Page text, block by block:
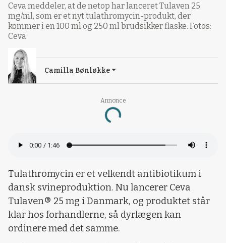
Annonce
Loading...
Ceva meddeler, at de netop har lanceret Tulaven 25
mg/ml, som er et nyt tulathromycin-produkt, der
kommer i en 100 ml og 250 ml brudsikker flaske. Fotos:
Ceva
Camilla Bønløkke
Tulathromycin er et velkendt antibiotikum i
dansk svineproduktion. Nu lancerer Ceva
Tulaven® 25 mg i Danmark, og produktet står
klar hos forhandlerne, så dyrlægen kan
ordinere med det samme.